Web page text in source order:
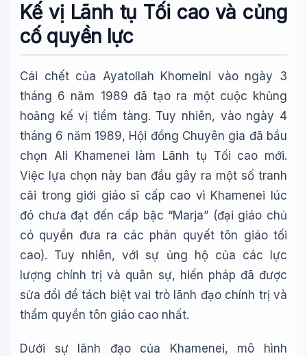
Kế vị Lãnh tụ Tối cao và củng
cố quyền lực
Cái chết của Ayatollah Khomeini vào ngày 3
tháng 6 năm 1989 đã tạo ra một cuộc khủng
hoảng kế vị tiềm tàng. Tuy nhiên, vào ngày 4
tháng 6 năm 1989, Hội đồng Chuyên gia đã bầu
chọn Ali Khamenei làm Lãnh tụ Tối cao mới.
Việc lựa chọn này ban đầu gây ra một số tranh
cãi trong giới giáo sĩ cấp cao vì Khamenei lúc
đó chưa đạt đến cấp bậc “Marja” (đại giáo chủ
có quyền đưa ra các phán quyết tôn giáo tối
cao). Tuy nhiên, với sự ủng hộ của các lực
lượng chính trị và quân sự, hiến pháp đã được
sửa đổi để tách biệt vai trò lãnh đạo chính trị và
thẩm quyền tôn giáo cao nhất.
Dưới sự lãnh đạo của Khamenei, mô hình